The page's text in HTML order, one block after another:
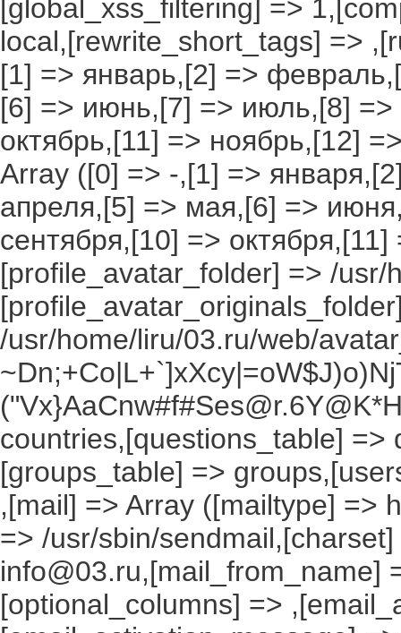
[global_xss_filtering] =>
local,[rewrite_short_tags] =>
[1] => январь,[2] =>
[6] => июнь,[7] => июль,[8] =>
октябрь,[11] => ноябрь,[12]
Array ([0] => -,[1] =>
апреля,[5] => мая,[6] =>
сентября,[10] =>
[profile_avatar_folder] => /
/usr/home/liru/03.ru/web/
countries,[questions_table]
[groups_table] =>
,[mail] => Array ([mailtype] =>
=> /usr/sbin/
info@03.ru,[mail_from_name]
[optional_columns] =>